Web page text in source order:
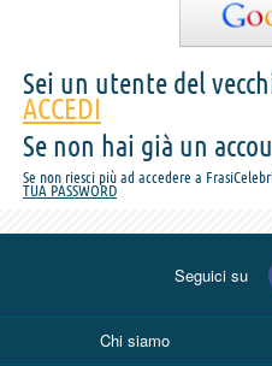
Sei un utente del
ACCEDI
Se non hai già un
Se non riesci più ad accedere a
TUA PASSWORD
Seguici su
Chi siamo